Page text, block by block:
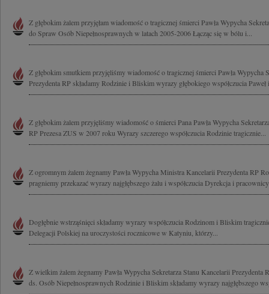
Z głębokim żalem przyjęłam wiadomość o tragicznej śmierci Pawła Wypycha
do Spraw Osób Niepełnosprawnych w latach 2005-2006 Łącząc się w bólu i...
Z głębokim smutkiem przyjęliśmy wiadomość o tragicznej śmierci Pawła Wypycha
Prezydenta RP składamy Rodzinie i Bliskim wyrazy głębokiego współczucia Paweł
Z głębokim żalem przyjęliśmy wiadomość o śmierci Pana Pawła Wypycha
RP Prezesa ZUS w 2007 roku Wyrazy szczerego współczucia Rodzinie tragicznie...
Z ogromnym żalem żegnamy Pawła Wypycha Ministra Kancelarii Prezydenta RP
pragniemy przekazać wyrazy najgłębszego żalu i współczucia Dyrekcja i
Dogłębnie wstrząśnięci składamy wyrazy współczucia Rodzinom i Bliskim
Delegacji Polskiej na uroczystości rocznicowe w Katyniu, którzy...
Z wielkim żalem żegnamy Pawła Wypycha Sekretarza Stanu Kancelarii Prezydenta
ds. Osób Niepełnosprawnych Rodzinie i Bliskim składamy wyrazy najgłębszego